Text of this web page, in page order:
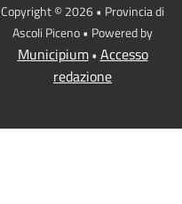
Copyright © 2026 • Provincia di
Ascoli Piceno • Powered by
Municipium• Accesso
redazione